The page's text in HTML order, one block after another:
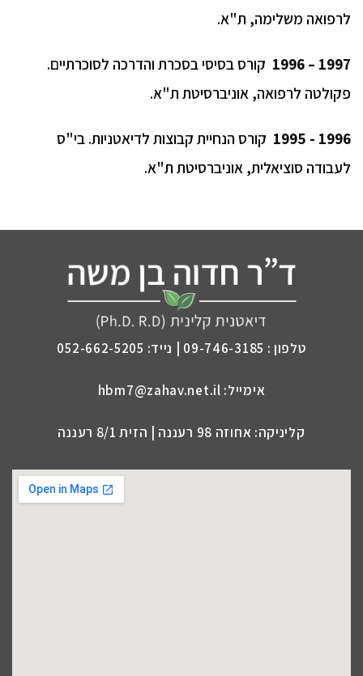
לרפואה משלימה, ת"א.
1997 – 1996
קורס בסיסי בסכרת והדרכה לסוכרתיים.
פקולטה לרפואה, אוניברסיטת ת"א.
1996 - 1995
קורס הנחיית קבוצות לדיאטניות. בי"ס
לעבודה סוציאלית, אוניברסיטת ת"א.
טלפון : 09-746-3185 | נייד: 052-662-5205
אימייל: hbm7@zahav.net.il
קליניקה: אחוזה 98 רעננה | הזית 8/1 רעננה